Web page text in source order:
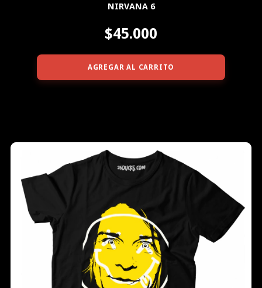
NIRVANA 6
$45.000
AGREGAR AL CARRITO